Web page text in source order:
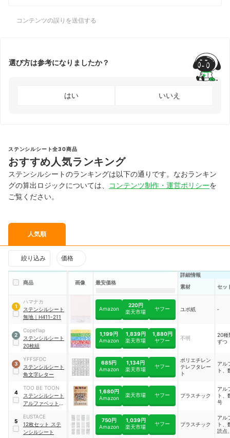
コンテンツの誤りを送信する
選び方は参考になりましたか？
はい いいえ
ステンシルシート全30商品
おすすめ人気ランキング
ステンシルシートのランキングは以下の通りです。なおランキン
グの算出ロジックについては、
コンテンツ制作・運営ポリシーを
ご覧ください。
人気順
絞り込み 価格
商品 画像 最安価格
詳細情報
素材
セッ
1
ハマナカ
ステンシルシート
無地 ｜ H411-211
Amazon
220円
楽天市場
ヤフー ユポ紙 ‐
2
Copeflap
ステンシルシート
20枚組
1,199円
Amazon
1,839円
楽天市場
1,880円
ヤフー
不明
20種
ずつ
3
YFFSFDC
ステンシルシート
角文字レター
685円
Amazon
1,134円
楽天市場
ヤフー
ポリエチレン
テレフタレー
ト
アル
ト、
4
TOO BE TOON
ステンシルシート
アルファベット大
｜SSBTcm
1,680円
Amazon
楽天市場 ヤフー プラスチック
アル
ト、
号
5
EUSTACE
12枚セット ステ
ンシルシート
750円
Amazon
1,039円
楽天市場
ヤフー プラスチック
アル
ト、
読点